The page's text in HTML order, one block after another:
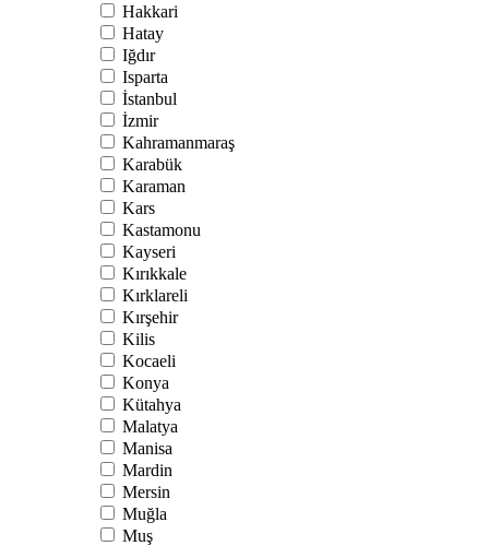
Hakkari
Hatay
Iğdır
Isparta
İstanbul
İzmir
Kahramanmaraş
Karabük
Karaman
Kars
Kastamonu
Kayseri
Kırıkkale
Kırklareli
Kırşehir
Kilis
Kocaeli
Konya
Kütahya
Malatya
Manisa
Mardin
Mersin
Muğla
Muş